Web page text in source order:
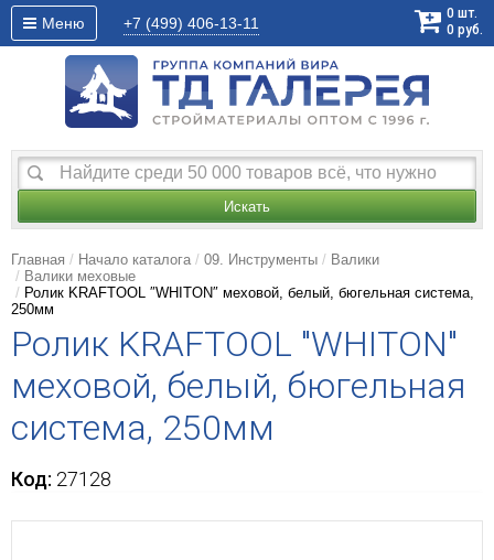
Меню +7 (499) 406-13-11
0 шт.
0 руб.
Искать
Главная Начало каталога 09. Инструменты
Валики
Валики меховые
Ролик KRAFTOOL ″WHITON″ меховой, белый, бюгельная система,
250мм
Ролик KRAFTOOL "WHITON"
меховой, белый, бюгельная
система, 250мм
Код: 27128